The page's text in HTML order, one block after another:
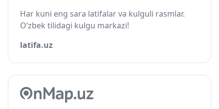
Har kuni eng sara latifalar va kulguli rasmlar.
O‘zbek tilidagi kulgu markazi!
latifa.uz